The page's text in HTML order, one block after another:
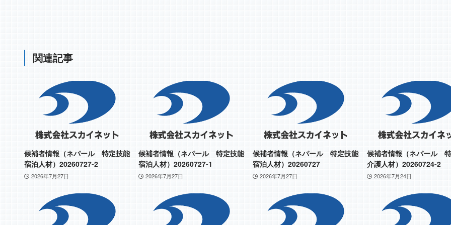
関連記事
候補者情報（ネパール 特定技能
宿泊人材）20260727-2
2026年7月27日
候補者情報（ネパール 特定技能
宿泊人材）20260727-1
2026年7月27日
候補者情報（ネパール 特定技能
宿泊人材）20260727
2026年7月27日
候補者情報（ネパール
介護人材）20260724-2
2026年7月24日